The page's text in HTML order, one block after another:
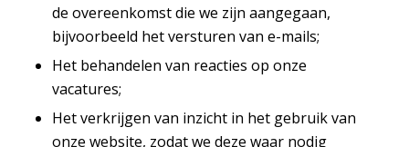
de overeenkomst die we zijn aangegaan,
bijvoorbeeld het versturen van e-mails;
Het behandelen van reacties op onze
vacatures;
Het verkrijgen van inzicht in het gebruik van
onze website, zodat we deze waar nodig